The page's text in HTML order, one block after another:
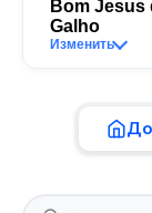
Bom Jesus
Galho
Изменить